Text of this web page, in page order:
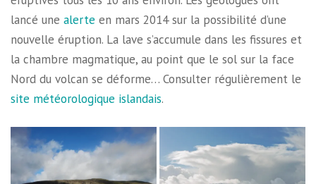
lancé une alerte en mars 2014 sur la possibilité d’une
nouvelle éruption. La lave s’accumule dans les fissures et
la chambre magmatique, au point que le sol sur la face
Nord du volcan se déforme… Consulter régulièrement le
site météorologique islandais.